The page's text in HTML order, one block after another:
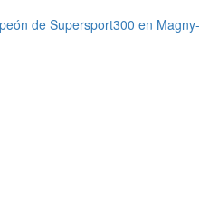
de Supersport300 en Magny-